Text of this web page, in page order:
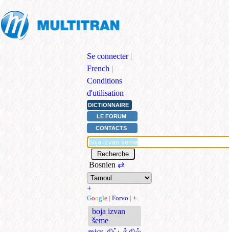
Se connecter |
French |
Conditions
d'utilisation
DICTIONNAIRE
LE FORUM
CONTACTS
Bosnien ⇄
+
Google | Forvo | +
boja izvan
šeme